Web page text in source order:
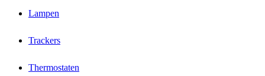
Lampen
Trackers
Thermostaten